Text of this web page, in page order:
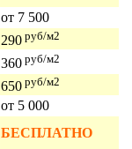
от 7 500
290 руб/м2
360 руб/м2
650 руб/м2
от 5 000
БЕСПЛАТНО